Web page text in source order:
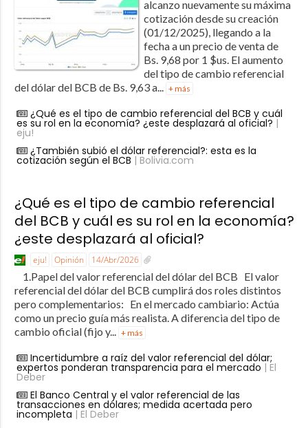
alcanzo nuevamente su máxima
cotización desde su creación
(01/12/2025), llegando a la
fecha a un precio de venta de
Bs. 9,68 por 1 $us. El aumento
del tipo de cambio referencial
del dólar del BCB de Bs. 9,63 a... + más
¿Qué es el tipo de cambio referencial del BCB y cuál
es su rol en la economía? ¿este desplazará al oficial? |
eju!
¿También subió el dólar referencial?: esta es la
cotización según el BCB | Bolivia.com
¿Qué es el tipo de cambio referencial
del BCB y cuál es su rol en la economía?
¿este desplazará al oficial?
eju! Opinión 14/Abr/2026
1.Papel del valor referencial del dólar del BCB El valor
referencial del dólar del BCB cumplirá dos roles distintos
pero complementarios: En el mercado cambiario: Actúa
como un precio guía más realista. A diferencia del tipo de
cambio oficial (fijo y...
+ más
Incertidumbre a raíz del valor referencial del dólar;
expertos ponderan transparencia para el mercado | El
Deber
El Banco Central y el valor referencial de las
transacciones en dólares; medida acertada pero
incompleta | El Deber